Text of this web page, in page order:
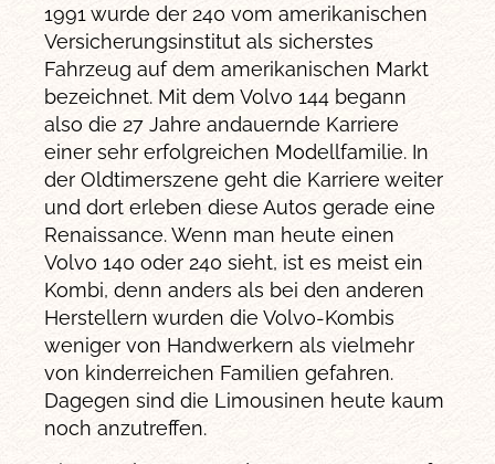
1991 wurde der 240 vom amerikanischen
Versicherungsinstitut als sicherstes
Fahrzeug auf dem amerikanischen Markt
bezeichnet. Mit dem Volvo 144 begann
also die 27 Jahre andauernde Karriere
einer sehr erfolgreichen Modellfamilie. In
der Oldtimerszene geht die Karriere weiter
und dort erleben diese Autos gerade eine
Renaissance. Wenn man heute einen
Volvo 140 oder 240 sieht, ist es meist ein
Kombi, denn anders als bei den anderen
Herstellern wurden die Volvo-Kombis
weniger von Handwerkern als vielmehr
von kinderreichen Familien gefahren.
Dagegen sind die Limousinen heute kaum
noch anzutreffen.